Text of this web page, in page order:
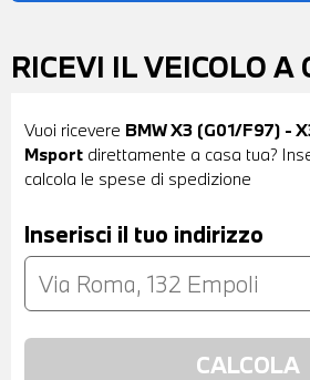
RICEVI IL VEICOLO A
Vuoi ricevere BMW X3 (G01/F97) -
Msport direttamente a casa tua?
calcola le spese di spedizione
Inserisci il tuo indirizzo